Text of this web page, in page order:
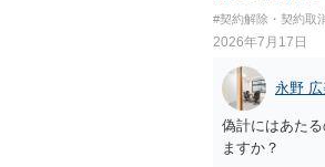
#契約解除・契約取
2026年7月17日
永野
偽計にはあた
ますか？